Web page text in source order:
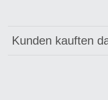
Kunden kauften